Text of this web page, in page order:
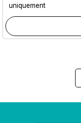
uniquement